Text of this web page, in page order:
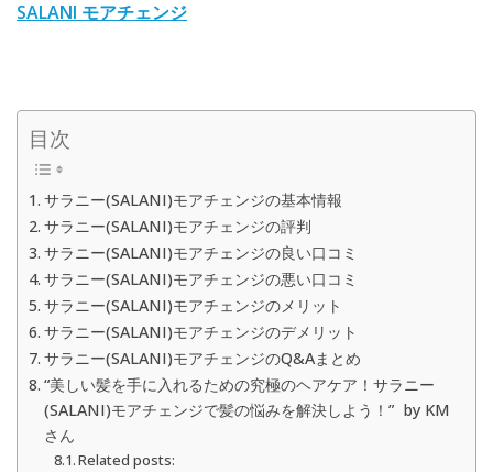
SALANI モアチェンジ
目次
サラニー(SALANI)モアチェンジの基本情報
サラニー(SALANI)モアチェンジの評判
サラニー(SALANI)モアチェンジの良い口コミ
サラニー(SALANI)モアチェンジの悪い口コミ
サラニー(SALANI)モアチェンジのメリット
サラニー(SALANI)モアチェンジのデメリット
サラニー(SALANI)モアチェンジのQ&Aまとめ
“美しい髪を手に入れるための究極のヘアケア！サラニー
(SALANI)モアチェンジで髪の悩みを解決しよう！” by KM
さん
Related posts: